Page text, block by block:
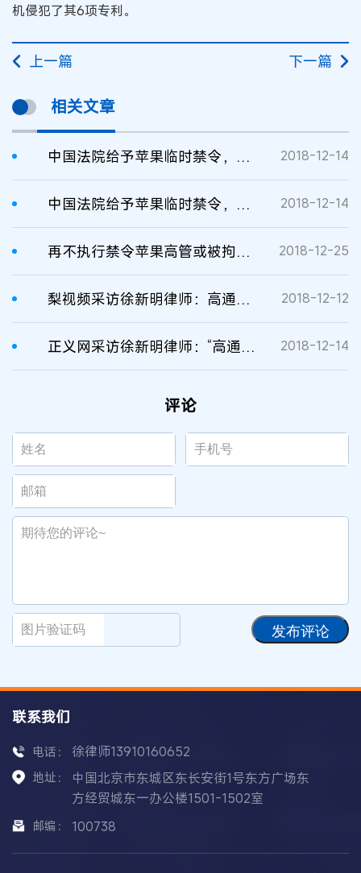
机侵犯了其6项专利。
上一篇 下一篇
相关文章
中国法院给予苹果临时禁令，高通称或将申请强制执行 2018-12-14
中国法院给予苹果临时禁令，高通称或将申请强制执行 2018-12-14
再不执行禁令苹果高管或被拘！高通申请强制执行iPhone中国禁售令 2018-12-25
梨视频采访徐新明律师：高通苹果专利侵权诉讼 2018-12-12
正义网采访徐新明律师：“高通诉苹果案”保全裁定遭拒签 律师:可罚款等督促履行 2018-12-14
评论
发布评论
联系我们
电话： 徐律师13910160652
地址：
中国北京市东城区东长安街1号东方广场东
方经贸城东一办公楼1501-1502室
邮编： 100738